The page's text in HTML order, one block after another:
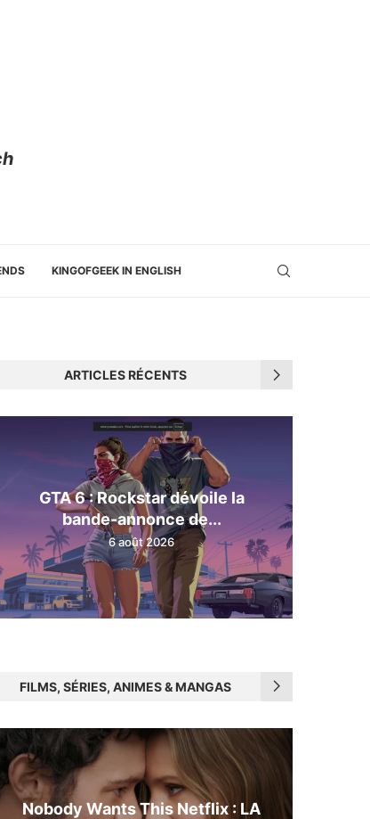
KINGOFGEEK IN ENGLISH
ARTICLES RÉCENTS
GTA 6 : Rockstar dévoile la
bande-annonce de...
6 août 2026
FILMS, SÉRIES, ANIMES & MANGAS
Nobody Wants This Netflix : LA